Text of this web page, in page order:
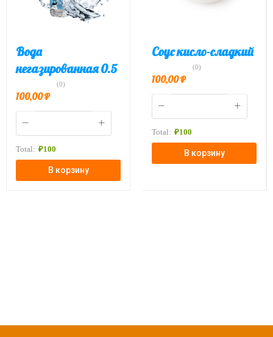
Вода
негазированная 0.5
(0)
100,00₽
Total: ₽100
В корзину
Соус кисло-сладкий
(0)
100,00₽
Total: ₽100
В корзину